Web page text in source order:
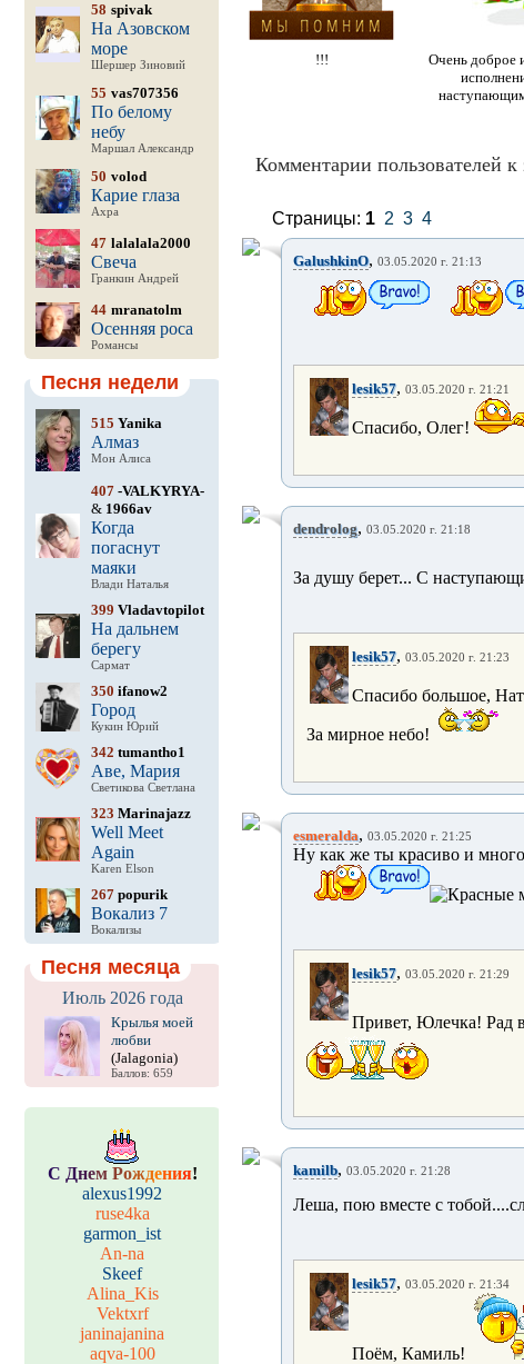
58 spivak
На Азовском
море
Шершер Зиновий
55 vas707356
По белому
небу
Маршал Александр
50 volod
Карие глаза
Ахра
47 lalalala2000
Свеча
Гранкин Андрей
44 mranatolm
Осенняя роса
Романсы
Песня недели
515 Yanika
Алмаз
Мон Алиса
407-VALKYRYA-
& 1966av
Когда
погаснут
маяки
Влади Наталья
399 Vladavtopilot
На дальнем
берегу
Сармат
350 ifanow2
Город
Кукин Юрий
342 tumantho1
Аве, Мария
Светикова Светлана
323 Marinajazz
Well Meet
Again
Karen Elson
267popurik
Вокализ 7
Вокализы
Песня месяца
Июль 2026 года
Крылья моей
любви
(Jalagonia)
Баллов: 659
С Днем Рождения!
alexus1992
ruse4ka
garmon_ist
An-na
Skeef
Alina_Kis
Vektxrf
janinajanina
aqva-100
!!!
Очень доброе
Комментарии пользователей к
Страницы: 1 2 3 4
GalushkinO, 03.05.2020 г. 21:13
lesik57, 03.05.2020 г. 21:21
Спасибо, Олег!
dendrolog, 03.05.2020 г. 21:18
За душу берет... С
lesik57, 03.05.2020 г. 21:23
Спасибо большое,
За мирное небо!
esmeralda, 03.05.2020 г. 21:25
Ну как же ты красиво и
lesik57, 03.05.2020 г. 21:29
Привет, Юлечка! Рад
kamilb, 03.05.2020 г. 21:28
Леша, пою вместе с
lesik57, 03.05.2020 г. 21:34
Поём, Камиль!